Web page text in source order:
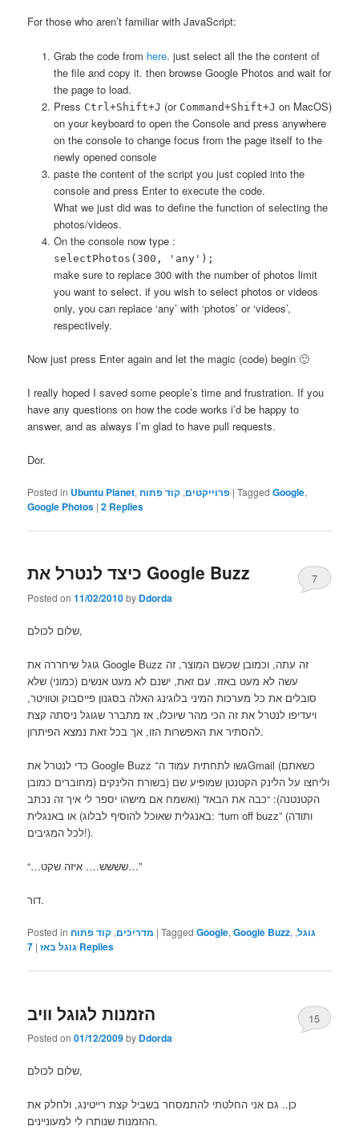
For those who aren’t familiar with JavaScript:
Grab the code from here. just select all the the content of
the file and copy it. then browse Google Photos and wait for
the page to load.
Press Ctrl+Shift+J (or Command+Shift+J on MacOS)
on your keyboard to open the Console and press anywhere
on the console to change focus from the page itself to the
newly opened console
paste the content of the script you just copied into the
console and press Enter to execute the code.
What we just did was to define the function of selecting the
photos/videos.
On the console now type :
selectPhotos(300, 'any');
make sure to replace 300 with the number of photos limit
you want to select. if you wish to select photos or videos
only, you can replace ‘any’ with ‘photos’ or ‘videos’,
respectively.
Now just press Enter again and let the magic (code) begin 🙂
I really hoped I saved some people’s time and frustration. If you
have any questions on how the code works i’d be happy to
answer, and as always I’m glad to have pull requests.
Dor.
Posted in Ubuntu Planet, פרוייקטים, קוד פתוח |Tagged Google,
Google Photos |2 Replies
כיצד לנטרל את Google Buzz
Posted on11/02/2010by Ddorda
7
שלום לכולם,
גוגל שיחררה את Google Buzz זה עתה, וכמובן שכשם המוצר, זה
עשה לא מעט באזז. עם זאת, ישנם לא מעט אנשים (כמוני) שלא
סובלים את כל מערכות המיני בלוגינג האלה בסגנון פייסבוק וטוויטר,
ויעדיפו לנטרל את זה הכי מהר שיוכלו, אז מתברר שגוגל ניסתה קצת
להסתיר את האפשרות הזו, אך בכל זאת נמצא הפיתרון.
כדי לנטרל את Google Buzz גשו לתחתית עמוד ה־Gmail (כשאתם
מחוברים כמובן) וליחצו על הלינק הקטנטן שמופיע שם (בשורת הלינקים
הקטנטנה): “כבה את הבאז” (ואשמח אם מישהו יספר לי איך זה נכתב
באנגלית שאוכל להוסיף לבלוג) או באנגלית: “turn off buzz” (ותודה
לכל המגיבים!).
“…שששש…. איזה שקט…”
דור.
Posted in מדריכים, קוד פתוח |Tagged Google,Google Buzz, גוגל,
גוגל באז |
7 Replies
הזמנות לגוגל וויב
Posted on01/12/2009by Ddorda
15
שלום לכולם,
כן.. גם אני החלטתי להתמסחר בשביל קצת רייטינג, ולחלק את
ההזמנות שנותרו לי למעוניינים.